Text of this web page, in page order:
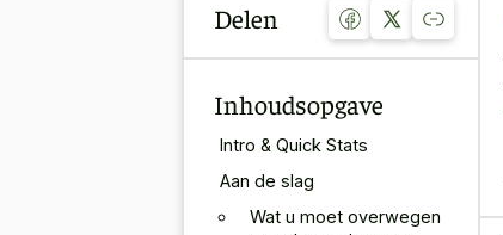
Delen
Inhoudsopgave
Intro & Quick Stats
Aan de slag
Wat u moet overwegen